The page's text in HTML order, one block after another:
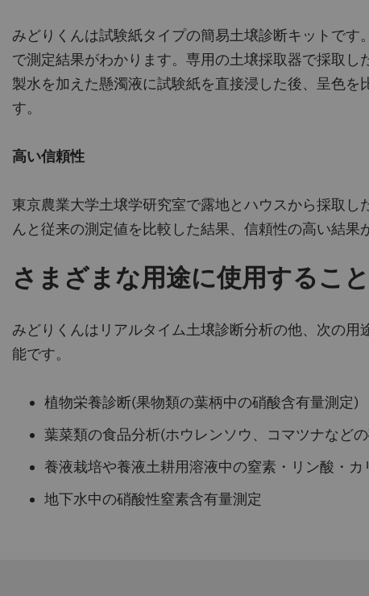
みどりくんは試験紙タイプの簡易土壌診断キットです
で測定結果がわかります。専用の土壌採取器で採取し
製水を加えた懸濁液に試験紙を直接浸した後、呈色を
す。
高い信頼性
東京農業大学土壌学研究室で露地とハウスから採取し
んと従来の測定値を比較した結果、信頼性の高い結果
さまざまな用途に使用するこ
みどりくんはリアルタイム土壌診断分析の他、次の用
能です。
植物栄養診断(果物類の葉柄中の硝酸含有量測定)
葉菜類の食品分析(ホウレンソウ、コマツナなど
養液栽培や養液土耕用溶液中の窒素・リン酸・カ
地下水中の硝酸性窒素含有量測定